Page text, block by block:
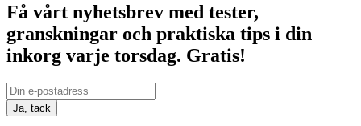
Få vårt nyhetsbrev med tester,
granskningar och praktiska tips i din
inkorg varje torsdag. Gratis!
Ja, tack